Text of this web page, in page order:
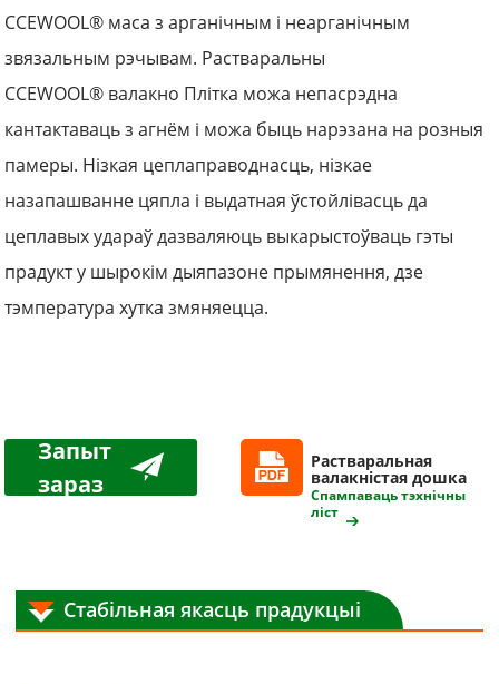
CCEWOOL® маса з арганічным і неарганічным
звязальным рэчывам. Растваральны
CCEWOOL® валакно Плітка можа непасрэдна
кантактаваць з агнём і можа быць нарэзана на розныя
памеры. Нізкая цеплаправоднасць, нізкае
назапашванне цяпла і выдатная ўстойлівасць да
цеплавых удараў дазваляюць выкарыстоўваць гэты
прадукт у шырокім дыяпазоне прымянення, дзе
тэмпература хутка змяняецца.
Запыт
зараз
Растваральная
валакністая дошка
Спампаваць тэхнічны
ліст
Стабільная якасць прадукцыі